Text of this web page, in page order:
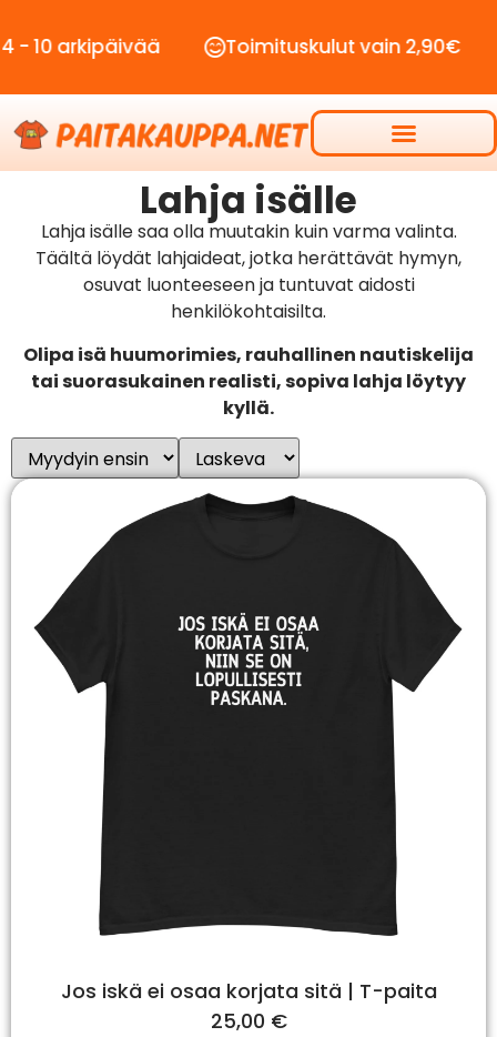
Toimituskulut vain 2,90€
Lahja isälle
Lahja isälle saa olla muutakin kuin varma valinta.
Täältä löydät lahjaideat, jotka herättävät hymyn,
osuvat luonteeseen ja tuntuvat aidosti
henkilökohtaisilta.
Olipa isä huumorimies, rauhallinen nautiskelija
tai suorasukainen realisti, sopiva lahja löytyy
kyllä.
Jos iskä ei osaa korjata sitä | T-paita
25,00 €